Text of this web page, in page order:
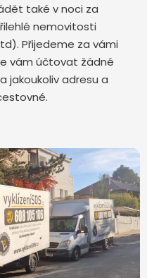
také v noci za
nemovitosti
Přijedeme za vámi
vám účtovat žádné
jakoukoliv adresu a